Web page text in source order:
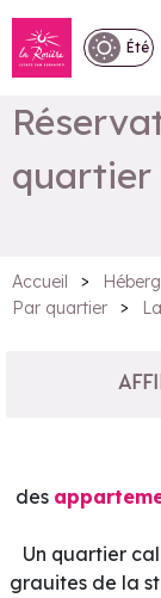
Été
quartier
Accueil >
Par quartier
>
des
Un quartier
grauites de la